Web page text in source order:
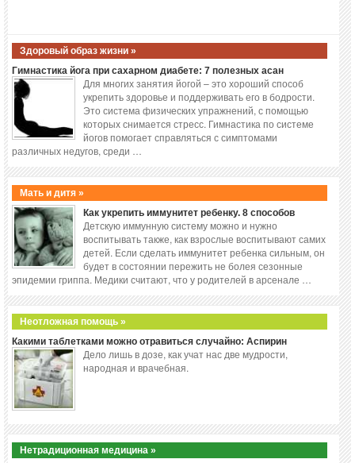
Здоровый образ жизни »
Гимнастика йога при сахарном диабете: 7 полезных асан
Для многих занятия йогой – это хороший способ
укрепить здоровье и поддерживать его в бодрости.
Это система физических упражнений, с помощью
которых снимается стресс. Гимнастика по системе
йогов помогает справляться с симптомами
различных недугов, среди …
Мать и дитя »
Как укрепить иммунитет ребенку. 8 способов
Детскую иммунную систему можно и нужно
воспитывать также, как взрослые воспитывают самих
детей. Если сделать иммунитет ребенка сильным, он
будет в состоянии пережить не болея сезонные
эпидемии гриппа. Медики считают, что у родителей в арсенале …
Неотложная помощь »
Какими таблетками можно отравиться случайно: Аспирин
Дело лишь в дозе, как учат нас две мудрости,
народная и врачебная.
Нетрадиционная медицина »